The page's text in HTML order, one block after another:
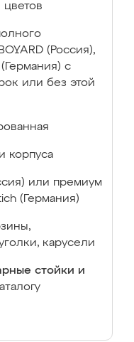
(Россия),
с
или без этой
корпуса
или премиум
(Германия)
карусели
стойки и